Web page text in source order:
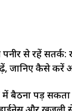
पनीर से रहें
जानिए कैसे करें
में बैठना पड़ सकता